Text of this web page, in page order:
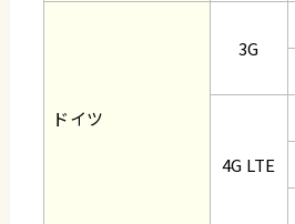
ドイツ
3G
4G LTE